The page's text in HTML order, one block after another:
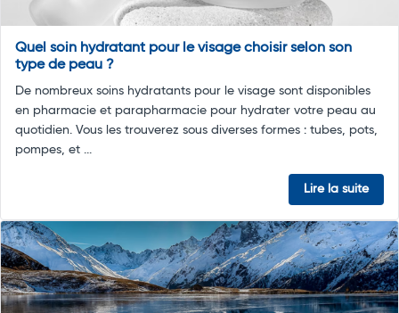
Quel soin hydratant pour le visage choisir selon son
type de peau ?
De nombreux soins hydratants pour le visage sont disponibles
en pharmacie et parapharmacie pour hydrater votre peau au
quotidien. Vous les trouverez sous diverses formes : tubes, pots,
pompes, et ...
Lire la suite